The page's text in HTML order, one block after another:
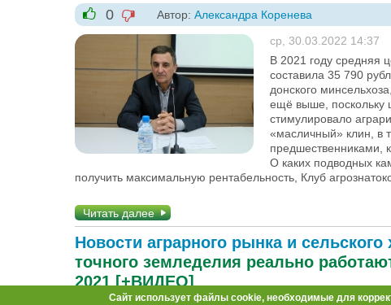
+1
0
-1
Автор: Александра Коренева
ср, 30.03.2022 14:37
В 2021 году средняя
составила 35 790
донского
ещё выше, поскольку
стимулировало
«масличный» клин, в
предшественниками,
О каких подводных
получить максимальную рентабельность, Клуб
Читать далее
Новости аграрного рынка и сельского
точного земледелия реально
2021 [+ВИДЕО]
Сайт использует файлы cookie, необходимые для